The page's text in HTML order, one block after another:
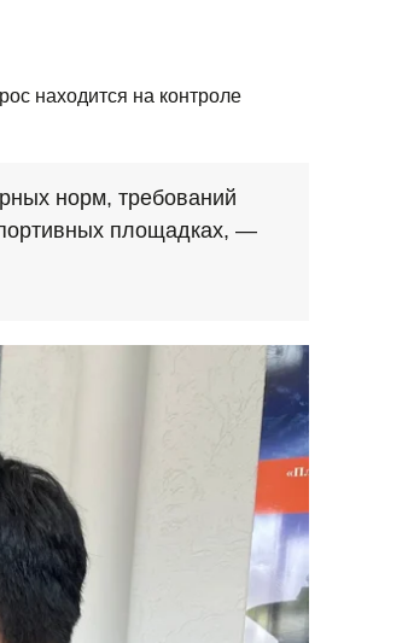
находится на контроле
норм, требований
площадках, —